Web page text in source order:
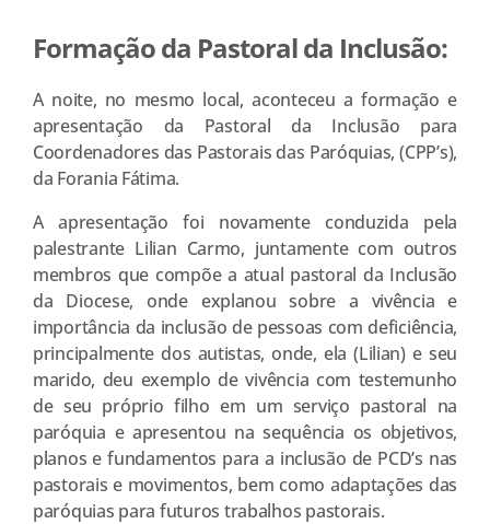
Formação da Pastoral da Inclusão:
A noite, no mesmo local, aconteceu a formação e
apresentação da Pastoral da Inclusão para
Coordenadores das Pastorais das Paróquias, (CPP’s),
da Forania Fátima.
A apresentação foi novamente conduzida pela
palestrante Lilian Carmo, juntamente com outros
membros que compõe a atual pastoral da Inclusão
da Diocese, onde explanou sobre a vivência e
importância da inclusão de pessoas com deficiência,
principalmente dos autistas, onde, ela (Lilian) e seu
marido, deu exemplo de vivência com testemunho
de seu próprio filho em um serviço pastoral na
paróquia e apresentou na sequência os objetivos,
planos e fundamentos para a inclusão de PCD’s nas
pastorais e movimentos, bem como adaptações das
paróquias para futuros trabalhos pastorais.